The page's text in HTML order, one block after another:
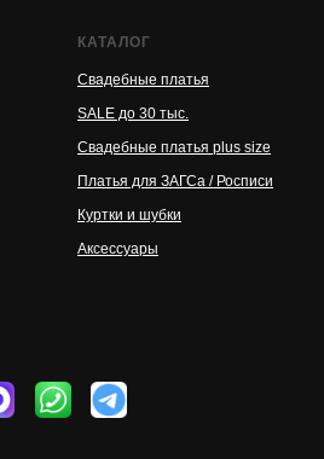
КАТАЛОГ
Свадебные платья
SALE до 30 тыс.
Свадебные платья plus size
Платья для ЗАГСа / Росписи
Куртки и шубки
Аксессуары